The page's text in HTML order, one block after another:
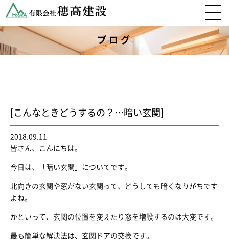
ブログ
[こんなときどうするの？…暗い玄関]
2018.09.11
皆さん、こんにちは。
今日は、「暗い玄関」についてです。
北向きの玄関や窓がない玄関って、どうしても暗くなりがちです
よね。
かといって、玄関の位置を変えたり窓を増設するのは大変です。
最も簡単な解決法は、玄関ドアの交換です。